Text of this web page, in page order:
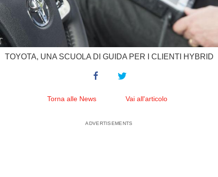
TOYOTA, UNA SCUOLA DI GUIDA PER I CLIENTI HYBRID
Torna alle News Vai all'articolo